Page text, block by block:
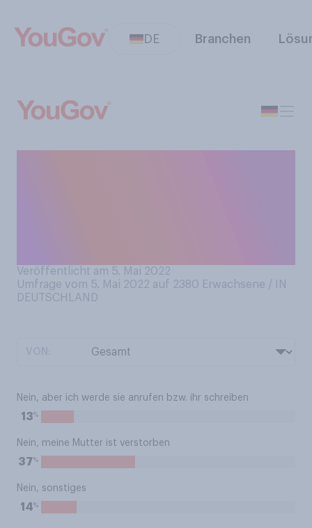
DE Branchen
Veröffentlicht am 5. Mai 2022
Umfrage vom 5. Mai 2022 auf 2380 Erwachsene / IN
DEUTSCHLAND
Nein, aber ich werde sie anrufen bzw. ihr schreiben
13%
Nein, meine Mutter ist verstorben
37%
Nein, sonstiges
14%